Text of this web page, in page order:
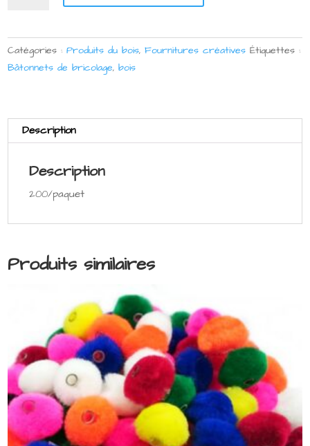
bricolage
colorés
Catégories :Produits du bois,Fournitures créatives Étiquettes :
Bâtonnets de bricolage,bois
Description
Description
200/paquet
Produits similaires